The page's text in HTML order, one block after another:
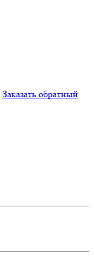
Заказать обратный